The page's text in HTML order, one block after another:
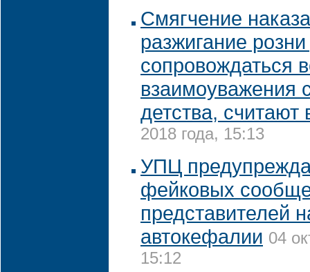
Смягчение
разжигание
сопровождаться
взаимоуважения
детства,
2018 года, 15:13
УПЦ
фейковых
представителей
автокефалии 04
15:12